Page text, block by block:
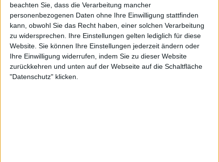
beachten Sie, dass die Verarbeitung mancher
personenbezogenen Daten ohne Ihre Einwilligung stattfinden
kann, obwohl Sie das Recht haben, einer solchen Verarbeitung
zu widersprechen. Ihre Einstellungen gelten lediglich für diese
Website. Sie können Ihre Einstellungen jederzeit ändern oder
Ihre Einwilligung widerrufen, indem Sie zu dieser Website
zurückkehren und unten auf der Webseite auf die Schaltfläche
"Datenschutz" klicken.